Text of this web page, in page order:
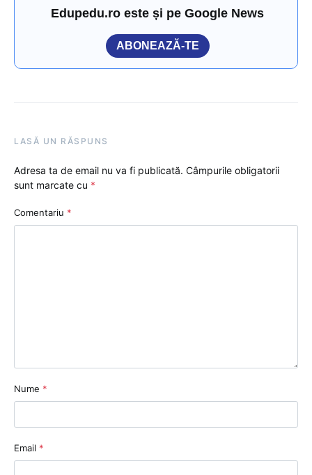
Edupedu.ro este și pe Google News
ABONEAZĂ-TE
LASĂ UN RĂSPUNS
Adresa ta de email nu va fi publicată. Câmpurile obligatorii
sunt marcate cu *
Comentariu *
Nume *
Email *